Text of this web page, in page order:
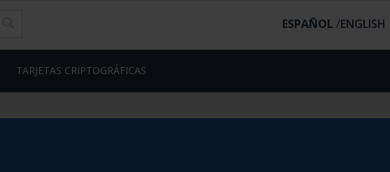
ESPAÑOL /
TARJETAS CRIPTOGRÁFICAS